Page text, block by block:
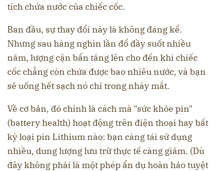
tích chứa nước của chiếc cốc.
Ban đầu, sự thay đổi này là không đáng kể.
Nhưng sau hàng nghìn lần đổ đầy suốt nhiều
năm, lượng cặn bẩn tăng lên cho đến khi chiếc
cốc chẳng còn chứa được bao nhiêu nước, và bạn
sẽ uống hết sạch nó chỉ trong nháy mắt.
Về cơ bản, đó chính là cách mà "sức khỏe pin"
(battery health) hoạt động trên điện thoại hay bất
kỳ loại pin Lithium nào: bạn càng tái sử dụng
nhiều, dung lượng lưu trữ thực tế càng giảm. (Dù
đây không phải là một phép ẩn dụ hoàn hảo tuyệt